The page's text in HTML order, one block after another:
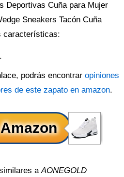
Deportivas Cuña para Mujer
Sneakers Tacón Cuña
características:
podrás encontrar opiniones
de este zapato en amazon.
aAONEGOLD